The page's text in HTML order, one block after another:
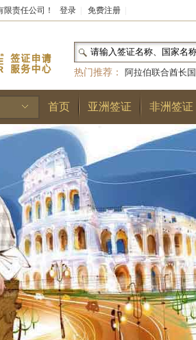
限责任公司！ 登录 免费注册
热门推荐：
阿拉伯联合酋长国
和国|布基纳法索|巴勒斯坦
林王国|安道尔公国|
首页 亚洲签证 非洲签证